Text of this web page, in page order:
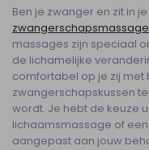
Ben je zwanger en zit in
massages zijn speciaal
de lichamelijke
comfortabel op je zij met
zwangerschapskussen
wordt. Je hebt de keuze
lichaamsmassage of
aangepast aan jouw